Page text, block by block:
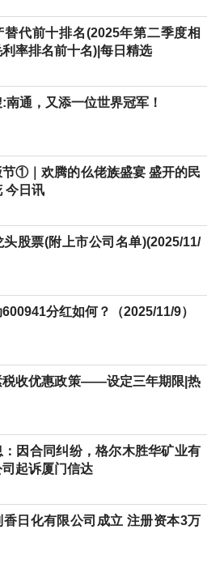
替代前十排名(2025年第二季度相
率排名前十名)|每日精选
南通，又添一位世界冠军！
节①｜欢腾的仫佬族盛宴 盛开的民
今日讯
头股票(附上市公司名单)(2025/11/
分红如何？（2025/11/9）
税收优惠政策——设定三年期限|热
：因合同纠纷，格尔木胜华矿业有
司起诉厦门信达
香日化有限公司成立 注册资本3万